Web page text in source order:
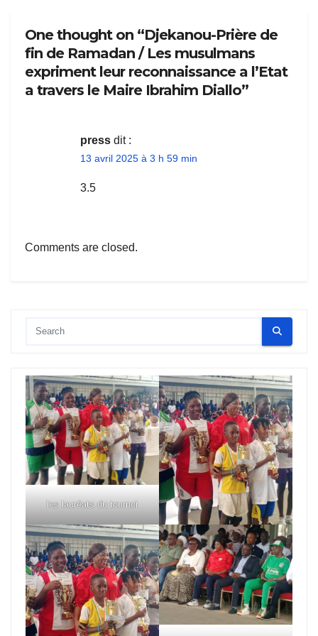
One thought on “Djekanou-Prière de
fin de Ramadan / Les musulmans
expriment leur reconnaissance a l’Etat
a travers le Maire Ibrahim Diallo”
press dit :
13 avril 2025 à 3 h 59 min
3.5
Comments are closed.
les lauréats du tournoi